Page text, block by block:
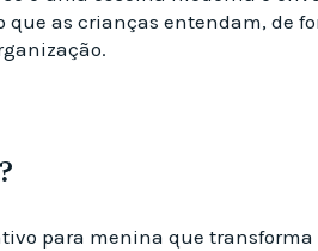
as crianças entendam, de
para menina que